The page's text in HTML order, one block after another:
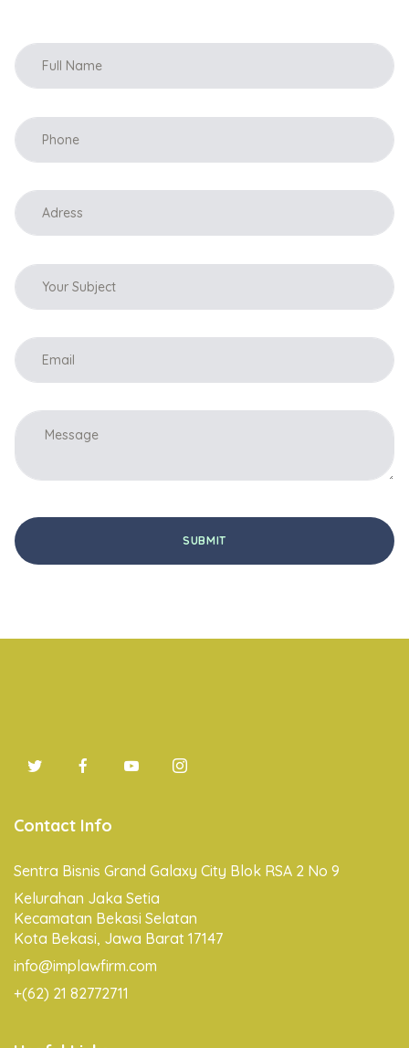
SUBMIT
Contact Info
Sentra Bisnis Grand Galaxy City Blok RSA 2 No 9
Kelurahan Jaka Setia
Kecamatan Bekasi Selatan
Kota Bekasi, Jawa Barat 17147
info@implawfirm.com
+(62) 21 82772711